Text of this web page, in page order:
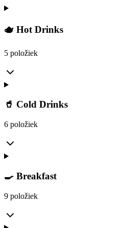
🫖 Hot Drinks
5 položiek
🥤 Cold Drinks
6 položiek
🍳 Breakfast
9 položiek